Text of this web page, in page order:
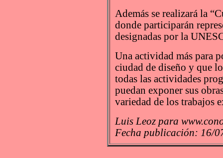
Además se realizará la
donde participarán
designadas por la
Una actividad más para
ciudad de diseño y que
todas las actividades
puedan exponer sus
variedad de los trabajos
Luis Leoz para
Fecha publicación: 16/